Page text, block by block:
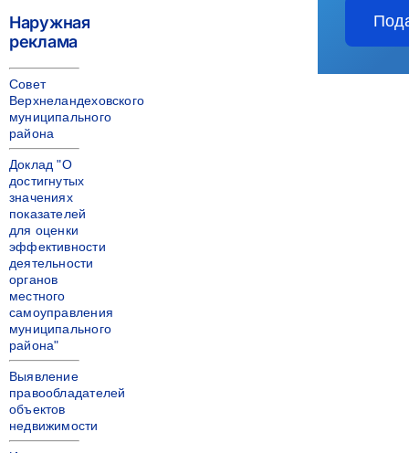
Наружная
реклама
Совет
Верхнеландеховского
муниципального
района
Доклад "О
достигнутых
значениях
показателей
для оценки
эффективности
деятельности
органов
местного
самоуправления
муниципального
района"
Выявление
правообладателей
объектов
недвижимости